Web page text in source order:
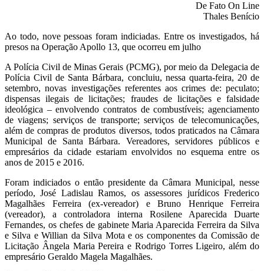
De Fato On Line
Thales Benício
Ao todo, nove pessoas foram indiciadas. Entre os investigados, há
presos na Operação Apollo 13, que ocorreu em julho
A Polícia Civil de Minas Gerais (PCMG), por meio da Delegacia de
Polícia Civil de Santa Bárbara, concluiu, nessa quarta-feira, 20 de
setembro, novas investigações referentes aos crimes de: peculato;
dispensas ilegais de licitações; fraudes de licitações e falsidade
ideológica – envolvendo contratos de combustíveis; agenciamento
de viagens; serviços de transporte; serviços de telecomunicações,
além de compras de produtos diversos, todos praticados na Câmara
Municipal de Santa Bárbara. Vereadores, servidores públicos e
empresários da cidade estariam envolvidos no esquema entre os
anos de 2015 e 2016.
Foram indiciados o então presidente da Câmara Municipal, nesse
período, José Ladislau Ramos, os assessores jurídicos Frederico
Magalhães Ferreira (ex-vereador) e Bruno Henrique Ferreira
(vereador), a controladora interna Rosilene Aparecida Duarte
Fernandes, os chefes de gabinete Maria Aparecida Ferreira da Silva
e Silva e Willian da Silva Mota e os componentes da Comissão de
Licitação Ângela Maria Pereira e Rodrigo Torres Ligeiro, além do
empresário Geraldo Magela Magalhães.